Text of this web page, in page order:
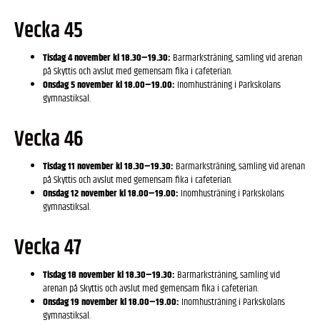
Vecka 45
Tisdag 4 november kl 18.30–19.30: Barmarksträning, samling vid arenan
på Skyttis och avslut med gemensam fika i cafeterian.
Onsdag 5 november kl 18.00–19.00: Inomhusträning i Parkskolans
gymnastiksal.
Vecka 46
Tisdag 11 november kl 18.30–19.30: Barmarksträning, samling vid arenan
på Skyttis och avslut med gemensam fika i cafeterian.
Onsdag 12 november kl 18.00–19.00: Inomhusträning i Parkskolans
gymnastiksal.
Vecka 47
Tisdag 18 november kl 18.30–19.30: Barmarksträning, samling vid
arenan på Skyttis och avslut med gemensam fika i cafeterian.
Onsdag 19 november kl 18.00–19.00: Inomhusträning i Parkskolans
gymnastiksal.